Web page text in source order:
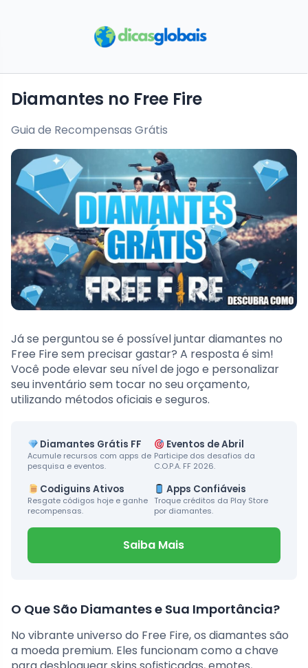
Diamantes no Free Fire
Guia de Recompensas Grátis
Já se perguntou se é possível juntar diamantes no
Free Fire sem precisar gastar? A resposta é sim!
Você pode elevar seu nível de jogo e personalizar
seu inventário sem tocar no seu orçamento,
utilizando métodos oficiais e seguros.
Diamantes Grátis FF
Acumule recursos com apps de
pesquisa e eventos.
Eventos de Abril
Participe dos desafios da
C.O.P.A. FF 2026.
Codiguins Ativos
Resgate códigos hoje e ganhe
recompensas.
Apps Confiáveis
Troque créditos da Play Store
por diamantes.
Saiba Mais
O Que São Diamantes e Sua Importância?
No vibrante universo do Free Fire, os diamantes são
a moeda premium. Eles funcionam como a chave